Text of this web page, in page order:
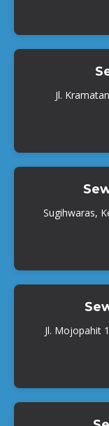
Jl.
Sugihwaras,
Jl. Mojopahit